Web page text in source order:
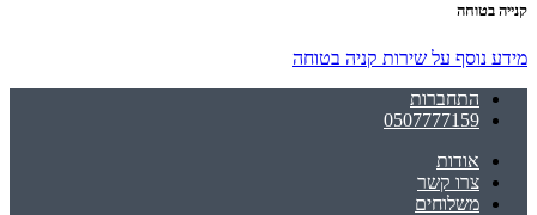
קנייה בטוחה
מידע נוסף על שירות קניה בטוחה
התחברות
0507777159
אודות
צרו קשר
משלוחים